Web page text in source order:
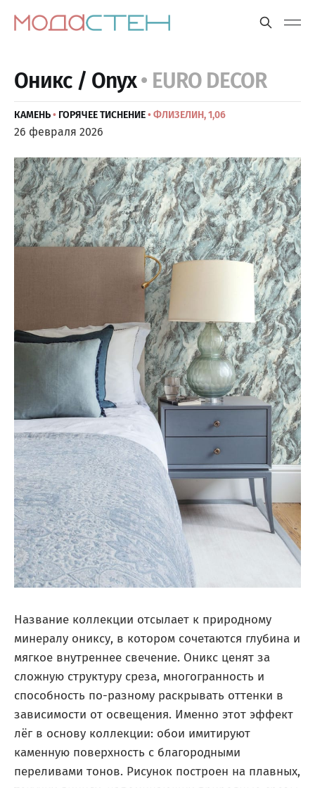
Оникс / Onyx• EURO DECOR
КАМЕНЬ• ГОРЯЧЕЕ ТИСНЕНИЕ• ФЛИЗЕЛИН, 1,06
26 февраля 2026
Название коллекции отсылает к природному
минералу ониксу, в котором сочетаются глубина и
мягкое внутреннее свечение. Оникс ценят за
сложную структуру среза, многогранность и
способность по-разному раскрывать оттенки в
зависимости от освещения. Именно этот эффект
лёг в основу коллекции: обои имитируют
каменную поверхность с благородными
переливами тонов. Рисунок построен на плавных,